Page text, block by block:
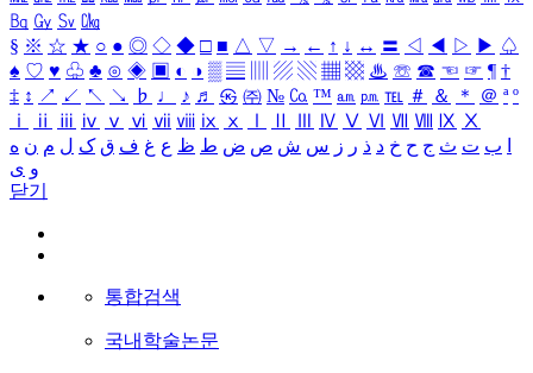
㏃ ㏉ ㏜ ㏆
§ ※ ☆ ★ ○ ● ◎ ◇ ◆ □ ■ △ ▽ → ← ↑ ↓ ↔ 〓 ◁ ◀ ▷ ▶ ♤
♠ ♡ ♥ ♧ ♣ ⊙ ◈ ▣ ◐ ◑ ▒ ▤ ▨ ▧ ▦ ▩ ♨ ☏ ☎ ☜ ☞ ¶ †
‡ ↕ ↗ ↙ ↖ ↘ ♭ ♩ ♪ ♬ ㉿ ㈜ № ㏇ ™ ㏂ ㏘ ℡ ＃ ＆ ＊ ＠ ª º
ⅰ
ⅱ ⅲ ⅳ ⅴ ⅵ ⅶ ⅷ ⅸ ⅹ Ⅳ Ⅴ Ⅵ Ⅶ Ⅷ Ⅸ Ⅹ
ب ت ث ج ح خ د ذ ر ز س ش ص ض ط ظ ع غ ف ق ک ل م ن ه
و ی
닫기
통합검색
국내학술논문